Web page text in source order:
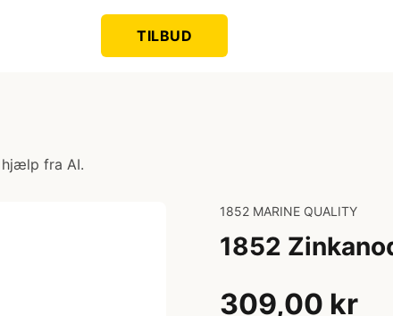
TILBUD
fra AI.
1852 MARINE QUALITY
1852
309,00 kr